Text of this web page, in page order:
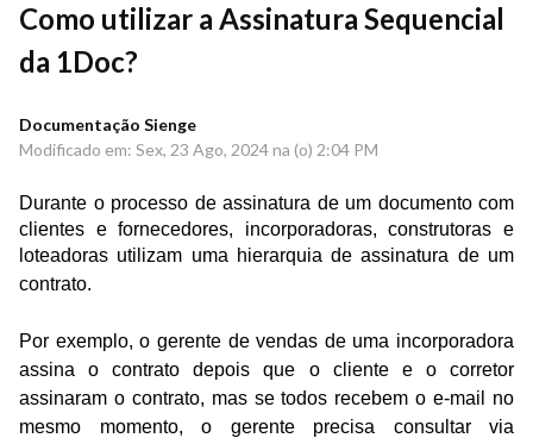
Como utilizar a Assinatura Sequencial
da 1Doc?
Documentação Sienge
Modificado em: Sex, 23 Ago, 2024 na (o) 2:04 PM
Durante o processo de assinatura de um documento com
clientes e fornecedores, incorporadoras, construtoras e
loteadoras utilizam uma hierarquia de assinatura de um
contrato.
Por exemplo, o gerente de vendas de uma incorporadora
assina o contrato depois que o cliente e o corretor
assinaram o contrato, mas se todos recebem o e-mail no
mesmo momento, o gerente precisa consultar via